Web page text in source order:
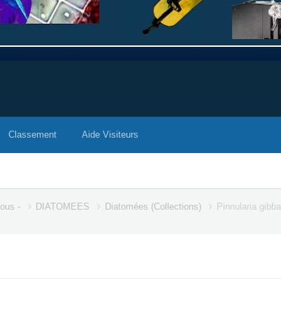
Classement Aide Visiteurs
- DIATOMEES Diatomées (Collections) Pinnularia gibba